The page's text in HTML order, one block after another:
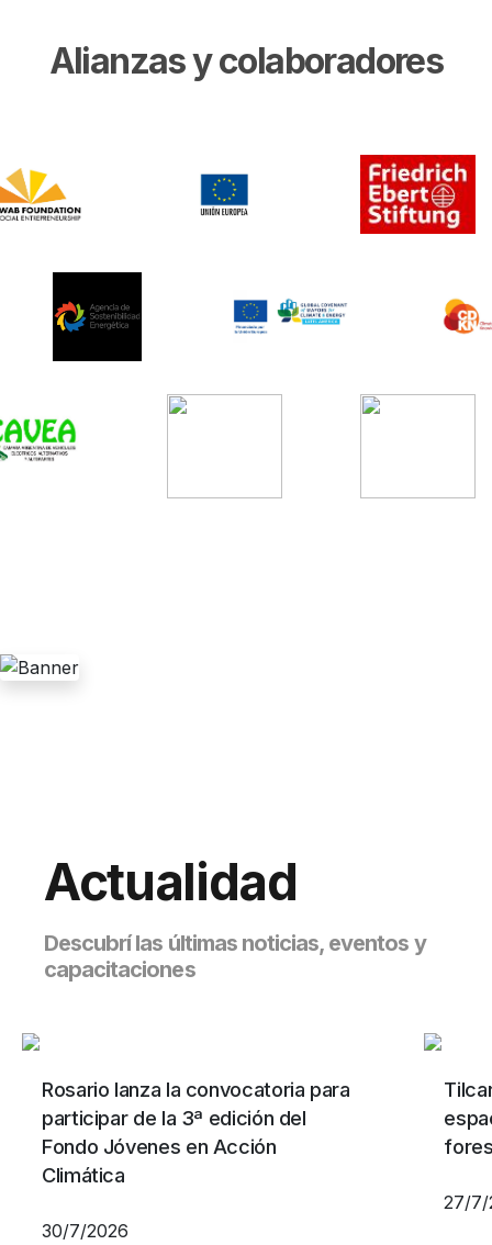
Alianzas y colaboradores
Actualidad
Descubrí las últimas noticias, eventos y
capacitaciones
Rosario lanza la convocatoria para
participar de la 3ª edición del
Fondo Jóvenes en Acción
Climática
30/7/2026
27/7/